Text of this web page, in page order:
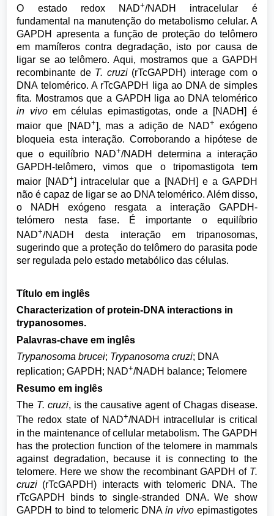
O estado redox NAD+/NADH intracelular é
fundamental na manutenção do metabolismo celular. A
GAPDH apresenta a função de proteção do telômero
em mamíferos contra degradação, isto por causa de
ligar se ao telômero. Aqui, mostramos que a GAPDH
recombinante de T. cruzi(rTcGAPDH) interage com o
DNA telomérico. A rTcGAPDH liga ao DNA de simples
fita. Mostramos que a GAPDH liga ao DNA telomérico
in vivoem células epimastigotas, onde a [NADH] é
maior que [NAD+ ], mas a adição de NAD+ exógeno
bloqueia esta interação. Corroborando a hipótese de
que o equilíbrio NAD+/NADH determina a interação
GAPDH-telômero, vimos que o tripomastigota tem
maior [NAD+] intracelular que a [NADH] e a GAPDH
não é capaz de ligar se ao DNA telomérico. Além disso,
o NADH exógeno resgata a interação GAPDH-
telómero nesta fase. É importante o equilíbrio
NAD+/NADH desta interação em tripanosomas,
sugerindo que a proteção do telômero do parasita pode
ser regulada pelo estado metabólico das células.
Título em inglês
Characterization of protein-DNA interactions in
trypanosomes.
Palavras-chave em inglês
Trypanosoma brucei; Trypanosoma cruzi; DNA
replication; GAPDH; NAD+/NADH balance; Telomere
Resumo em inglês
The T. cruzi, is the causative agent of Chagas disease.
The redox state of NAD+/NADH intracellular is critical
in the maintenance of cellular metabolism. The GAPDH
has the protection function of the telomere in mammals
against degradation, because it is connecting to the
telomere. Here we show the recombinant GAPDH of T.
cruzi (rTcGAPDH) interacts with telomeric DNA. The
rTcGAPDH binds to single-stranded DNA. We show
GAPDH to bind to telomeric DNAin vivoepimastigotes